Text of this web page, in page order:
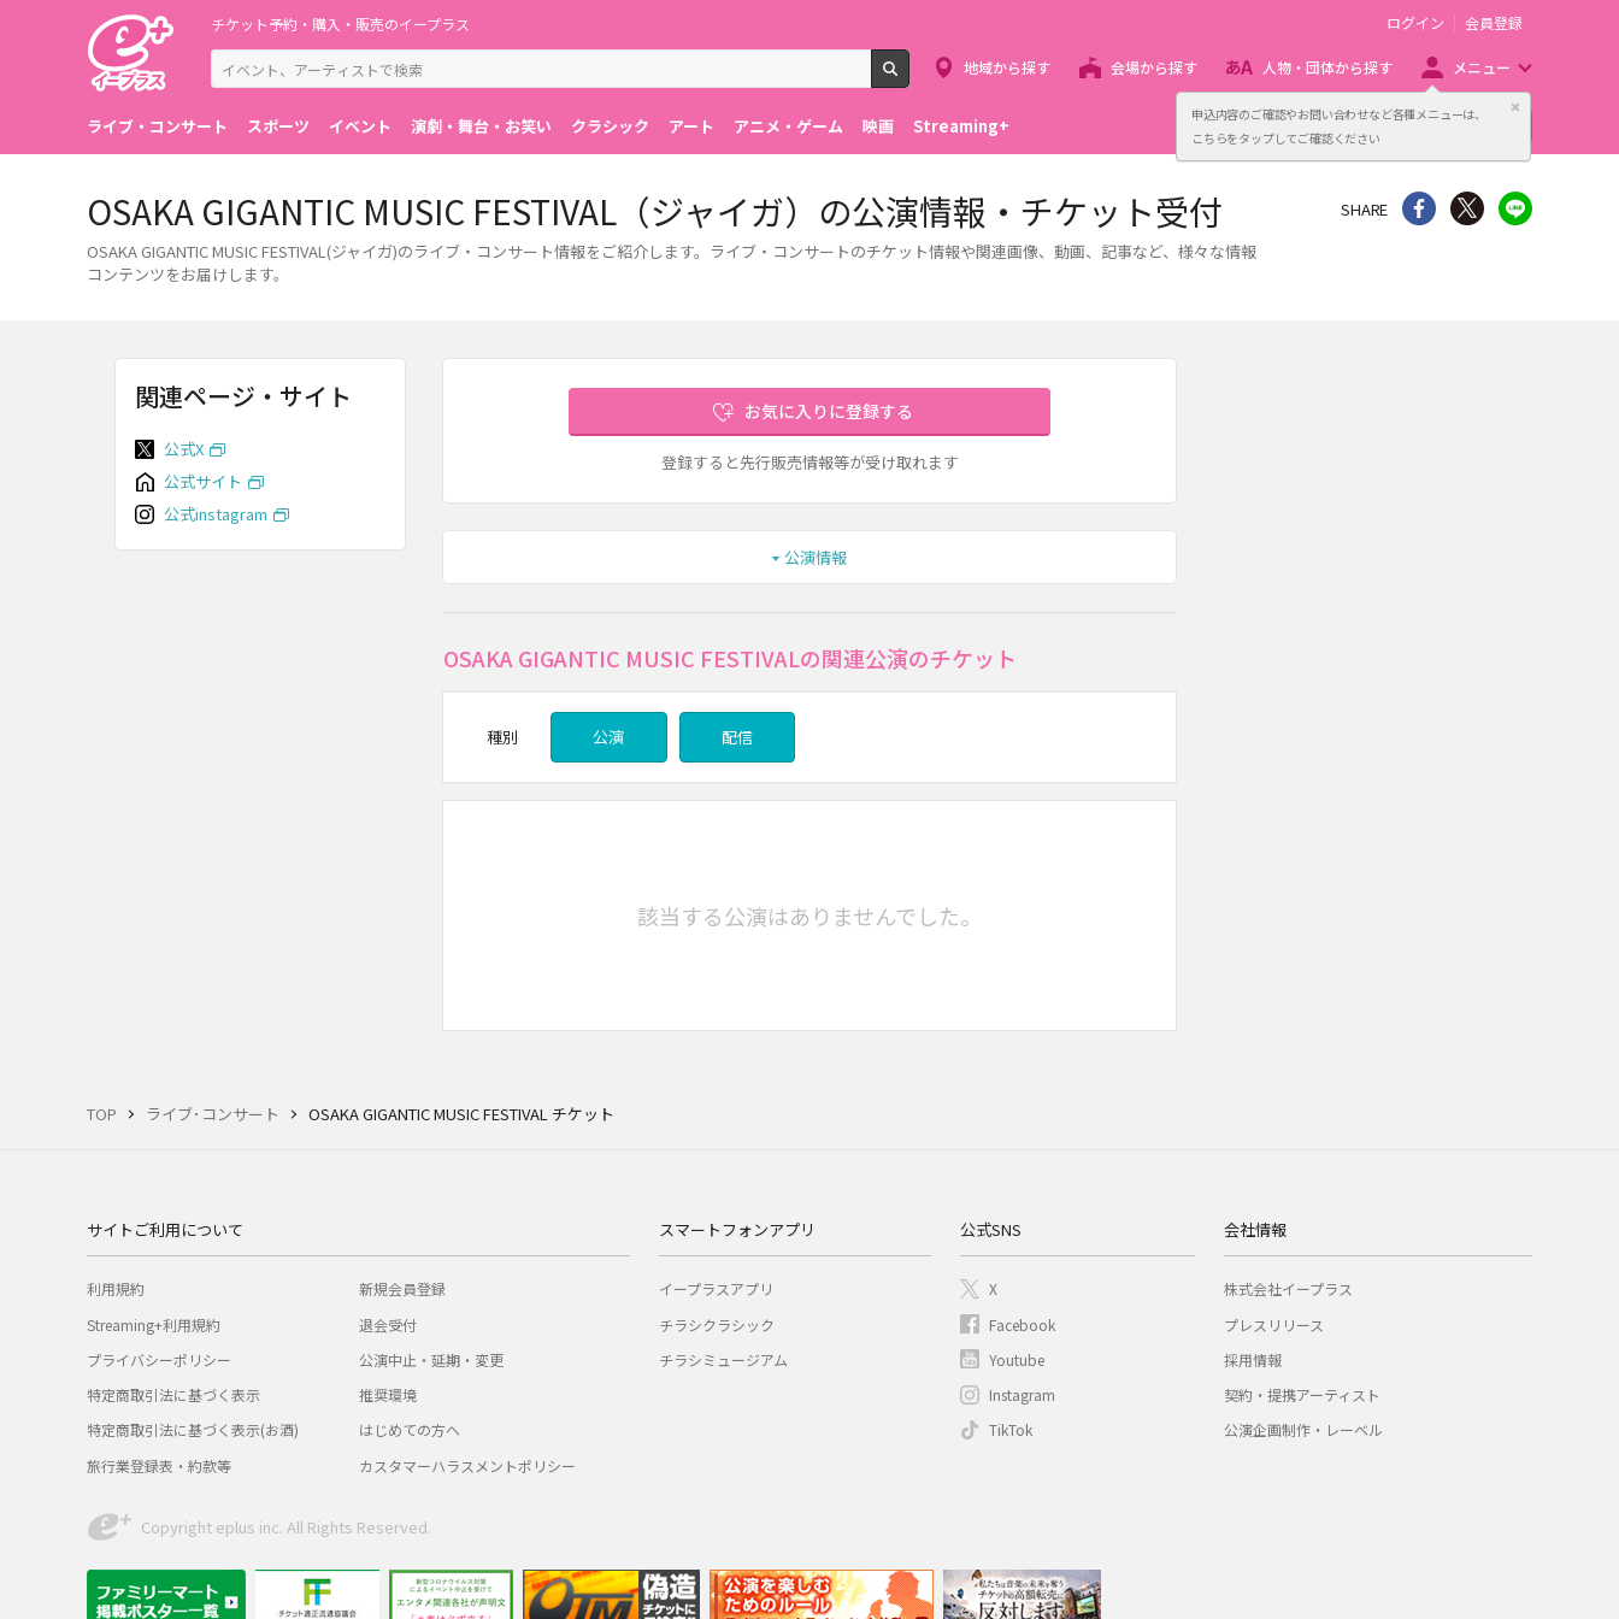
申込内容のご確認やお問い合わせなど各種メニューは、
こちらをタップしてご確認ください
閉じる
チケット予約・購入・販売のイープラス
検索
ログイン 会員登録
地域から探す 会場から探す 人物・団体から探す メニュー
ライブ・コンサート スポーツ イベント 演劇・舞台・お笑い クラシック アート アニメ・ゲーム 映画 Streaming+ 主催者向け販売サービス
TOP ライブ･コンサート OSAKA GIGANTIC MUSIC FESTIVAL チケット
OSAKA GIGANTIC MUSIC FESTIVAL（ジャイガ）の公演情報・チケット受付
OSAKA GIGANTIC MUSIC FESTIVAL(ジャイガ)のライブ・コンサート情報をご紹介します。ライブ・コンサートのチケット情報や関連画像、動画、記事など、様々な情報
コンテンツをお届けします。
SHARE シェア Twitter
お気に入りに登録する
登録すると先行販売情報等が受け取れます
公演情報
OSAKA GIGANTIC MUSIC FESTIVALの関連公演のチケット
種別 公演 配信
該当する公演はありませんでした。
関連ページ・サイト
公式X
公式サイト
公式instagram
サイトご利用について
利用規約
Streaming+利用規約
プライバシーポリシー
特定商取引法に基づく表示
特定商取引法に基づく表示(お酒)
旅行業登録表・約款等
新規会員登録
退会受付
公演中止・延期・変更
推奨環境
はじめての方へ
カスタマーハラスメントポリシー
スマートフォンアプリ
イープラスアプリ
チラシクラシック
チラシミュージアム
公式SNS
X
Facebook
Youtube
Instagram
TikTok
会社情報
株式会社イープラス
プレスリリース
採用情報
契約・提携アーティスト
公演企画制作・レーベル
Copyright eplus inc. All Rights Reserved.